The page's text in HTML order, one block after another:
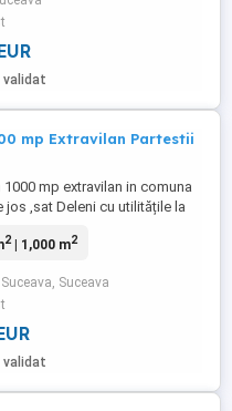
validat
mp Extravilan Partestii
1000 mp extravilan in comuna
jos ,sat Deleni cu utilitățile la
16 m la drum,58m.
Cacica.
2| 1,000 m2
Suceava
validat